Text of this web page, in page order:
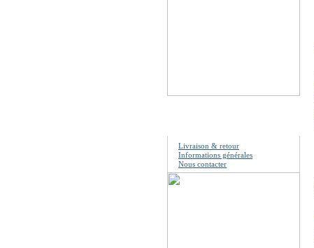
Livraison & retour
Informations générales
Nous contacter